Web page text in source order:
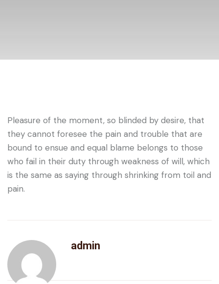
Pleasure of the moment, so blinded by desire, that
they cannot foresee the pain and trouble that are
bound to ensue and equal blame belongs to those
who fail in their duty through weakness of will, which
is the same as saying through shrinking from toil and
pain.
admin